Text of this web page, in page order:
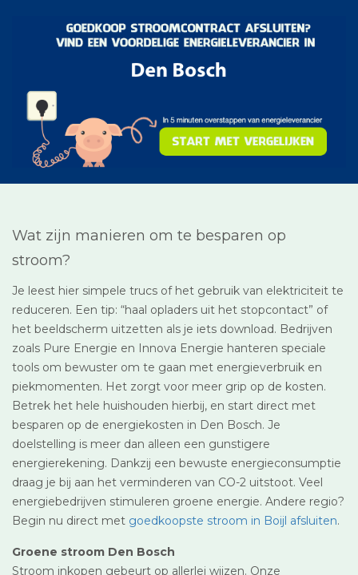
Wat zijn manieren om te besparen op
stroom?
Je leest hier simpele trucs of het gebruik van elektriciteit te
reduceren. Een tip: “haal opladers uit het stopcontact” of
het beeldscherm uitzetten als je iets download. Bedrijven
zoals Pure Energie en Innova Energie hanteren speciale
tools om bewuster om te gaan met energieverbruik en
piekmomenten. Het zorgt voor meer grip op de kosten.
Betrek het hele huishouden hierbij, en start direct met
besparen op de energiekosten in Den Bosch. Je
doelstelling is meer dan alleen een gunstigere
energierekening. Dankzij een bewuste energieconsumptie
draag je bij aan het verminderen van CO-2 uitstoot. Veel
energiebedrijven stimuleren groene energie. Andere regio?
Begin nu direct met goedkoopste stroom in Boijl afsluiten.
Groene stroom Den Bosch
Stroom inkopen gebeurt op allerlei wijzen. Onze